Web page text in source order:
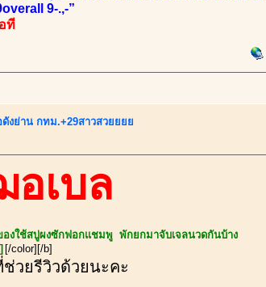
9-.,-”
ที
งย่าน กทม.+29สาวสวยยยย
อเบล
ใช้สบู่ผงซักฟอกแชมพู พักยกมาจับเจลนวดกันบ้าง
[/color][/b]
วยรีวิวด้วยนะคะ